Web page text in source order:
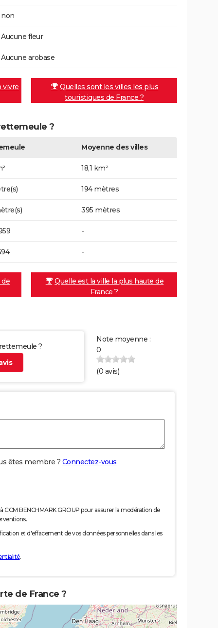
non
Aucune fleur
Aucune arobase
vivre
Quelles sont les villes les plus
touristiques de France ?
?
Moyenne des villes
18,1 km²
194 mètres
395 mètres
-
-
de
Quelle est la ville la plus haute de
France ?
?
Note moyenne :
0
(0 avis)
êtes membre ? Connectez-vous
CCM BENCHMARK GROUP pour assurer la modération de
et d'effacement de vos données personnelles dans les
.
de France ?